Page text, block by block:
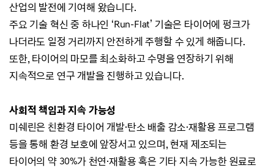
산업의 발전에 기여해 왔습니다.
주요 기술 혁신 중 하나인 ‘Run-Flat’ 기술은 타이어에 펑크가
나더라도 일정 거리까지 안전하게 주행할 수 있게 해줍니다.
또한, 타이어의 마모를 최소화하고 수명을 연장하기 위해
지속적으로 연구 개발을 진행하고 있습니다.
사회적 책임과 지속 가능성
미쉐린은 친환경 타이어 개발·탄소 배출 감소·재활용 프로그램
등을 통해 환경 보호에 앞장서고 있으며,현재 제조되는
타이어의 약 30%가 천연·재활용 혹은 기타 지속 가능한 원료로